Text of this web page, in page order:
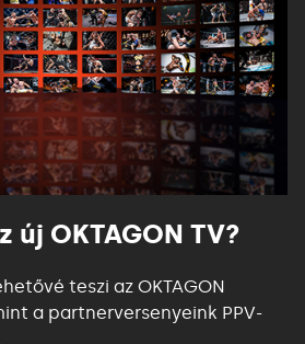
új OKTAGON TV?
teszi az OKTAGON
a partnerversenyeink PPV-
.